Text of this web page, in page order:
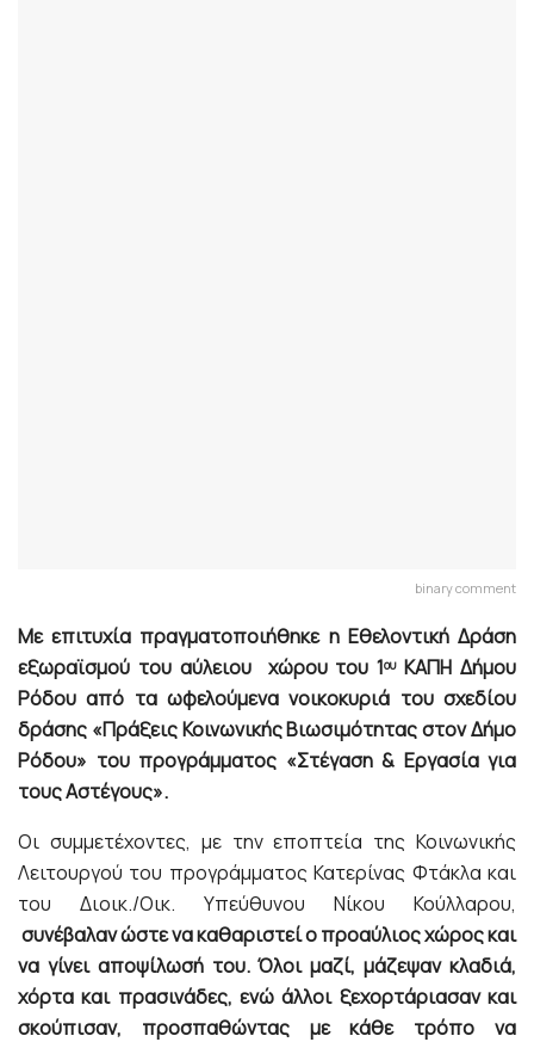
binary comment
Με επιτυχία πραγματοποιήθηκε η Εθελοντική Δράση
εξωραϊσμού του αύλειου χώρου του 1ουΚΑΠΗ Δήμου
Ρόδου από τα ωφελούμενα νοικοκυριά του σχεδίου
δράσης «Πράξεις Κοινωνικής Βιωσιμότητας στον Δήμο
Ρόδου» του προγράμματος «Στέγαση & Εργασία για
τους Αστέγους».
Οι συμμετέχοντες, με την εποπτεία της Κοινωνικής
Λειτουργού του προγράμματος Κατερίνας Φτάκλα και
του Διοικ./Οικ. Υπεύθυνου Νίκου Κούλλαρου,
συνέβαλαν ώστε να καθαριστεί ο προαύλιος χώρος και
να γίνει αποψίλωσή του. Όλοι μαζί, μάζεψαν κλαδιά,
χόρτα και πρασινάδες, ενώ άλλοι ξεχορτάριασαν και
σκούπισαν, προσπαθώντας με κάθε τρόπο να